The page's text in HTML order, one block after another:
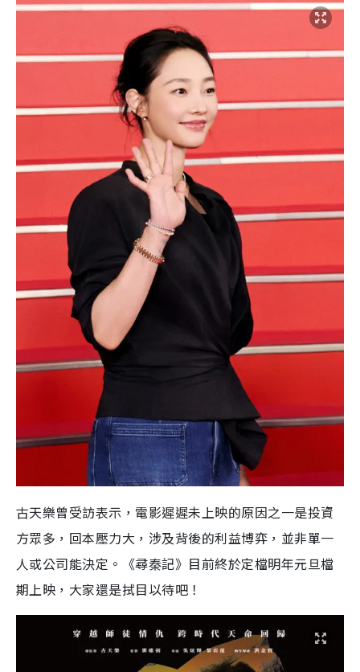
古天樂曾受訪表示，電影遲遲未上映的原因之一是投資
方眾多，回本壓力大，涉及背後的利益博弈，並非單一
人或公司能決定。《尋秦記》目前終於定檔明年元旦檔
期上映，大家還是拭目以待吧！